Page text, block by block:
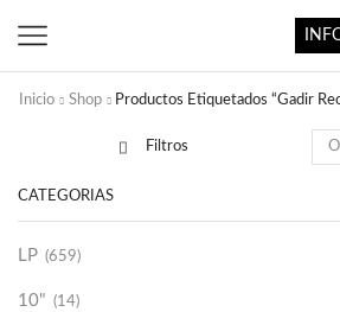
Inicio Shop Productos Etiquetados “Gadir
Filtros
CATEGORÍAS
LP (659)
10" (14)